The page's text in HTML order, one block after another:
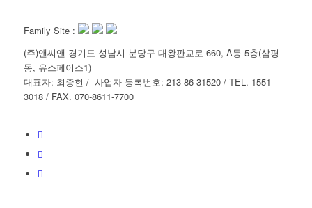
Family Site :
(주)앤씨앤 경기도 성남시 분당구 대왕판교로 660, A동 5층(삼평
동, 유스페이스1)
대표자: 최종현 / 사업자 등록번호: 213-86-31520 / TEL. 1551-
3018 / FAX. 070-8611-7700